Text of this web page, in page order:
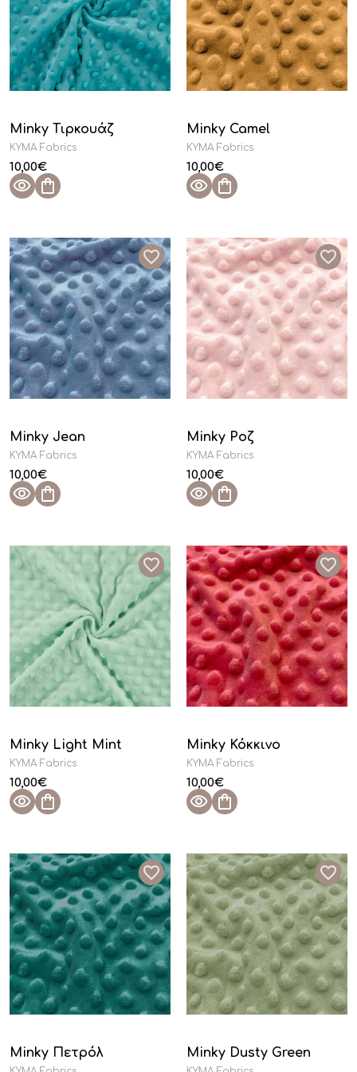
Minky Τιρκουάζ
KYMA Fabrics
10,00€
Minky Camel
KYMA Fabrics
10,00€
Minky Jean
KYMA Fabrics
10,00€
Minky Ροζ
KYMA Fabrics
10,00€
Minky Light Mint
KYMA Fabrics
10,00€
Minky Κόκκινο
KYMA Fabrics
10,00€
Minky Πετρόλ Minky Dusty Green